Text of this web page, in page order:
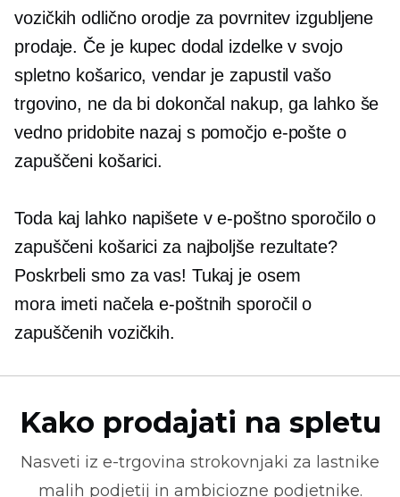
vozičkih odlično orodje za povrnitev izgubljene
prodaje. Če je kupec dodal izdelke v svojo
spletno košarico, vendar je zapustil vašo
trgovino, ne da bi dokončal nakup, ga lahko še
vedno pridobite nazaj s pomočjo e-pošte o
zapuščeni košarici.
Toda kaj lahko napišete v e-poštno sporočilo o
zapuščeni košarici za najboljše rezultate?
Poskrbeli smo za vas! Tukaj je osem
mora imeti načela e-poštnih sporočil o
zapuščenih vozičkih.
Kako prodajati na spletu
Nasveti iz e-trgovina strokovnjaki za lastnike
malih podjetij in ambiciozne podjetnike.